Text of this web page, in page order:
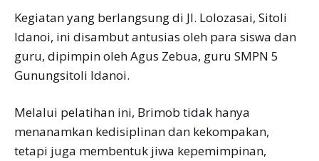
Kegiatan yang berlangsung di Jl. Lolozasai, Sitoli
Idanoi, ini disambut antusias oleh para siswa dan
guru, dipimpin oleh Agus Zebua, guru SMPN 5
Gunungsitoli Idanoi.
Melalui pelatihan ini, Brimob tidak hanya
menanamkan kedisiplinan dan kekompakan,
tetapi juga membentuk jiwa kepemimpinan,